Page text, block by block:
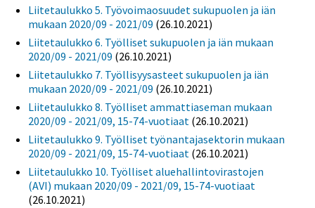
Liitetaulukko 5. Työvoimaosuudet sukupuolen ja iän
mukaan 2020/09 - 2021/09 (26.10.2021)
Liitetaulukko 6. Työlliset sukupuolen ja iän mukaan
2020/09 - 2021/09 (26.10.2021)
Liitetaulukko 7. Työllisyysasteet sukupuolen ja iän
mukaan 2020/09 - 2021/09 (26.10.2021)
Liitetaulukko 8. Työlliset ammattiaseman mukaan
2020/09 - 2021/09, 15-74-vuotiaat (26.10.2021)
Liitetaulukko 9. Työlliset työnantajasektorin mukaan
2020/09 - 2021/09, 15-74-vuotiaat (26.10.2021)
Liitetaulukko 10. Työlliset aluehallintovirastojen
(AVI) mukaan 2020/09 - 2021/09, 15-74-vuotiaat
(26.10.2021)